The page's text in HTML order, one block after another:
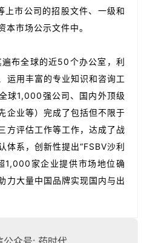
上市公司的招股文件、一级和
本市场公示文件中。
布全球的近50个办公室，利
运用丰富的专业知识和咨询工
球1,000强公司、国内外顶级
企业等）完成了包括但不限于
方评估工作等工作，达成了战
体系，创新性提出“FSBV沙利
1,000家企业提供市场地位确
力大量中国品牌实现国内与出